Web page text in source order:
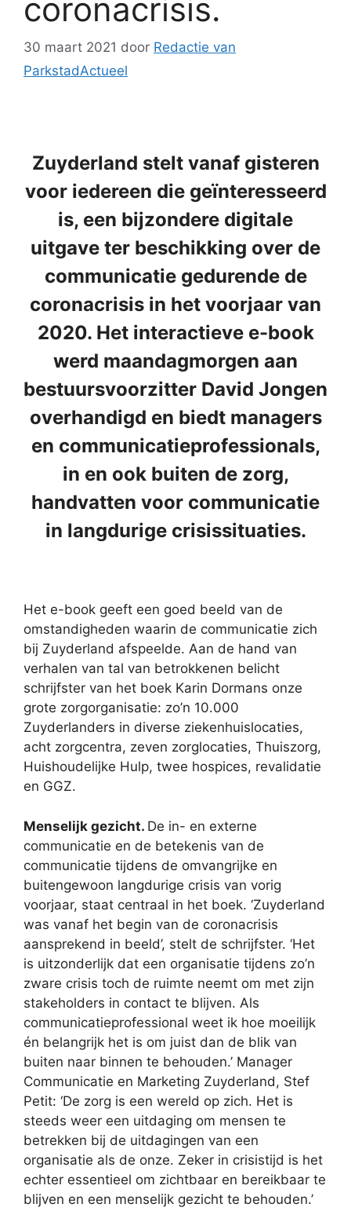
coronacrisis.
30 maart 2021 door Redactie van
ParkstadActueel
Zuyderland stelt vanaf gisteren
voor iedereen die geïnteresseerd
is, een bijzondere digitale
uitgave ter beschikking over de
communicatie gedurende de
coronacrisis in het voorjaar van
2020. Het interactieve e-book
werd maandagmorgen aan
bestuursvoorzitter David Jongen
overhandigd en biedt managers
en communicatieprofessionals,
in en ook buiten de zorg,
handvatten voor communicatie
in langdurige crisissituaties.
Het e-book geeft een goed beeld van de
omstandigheden waarin de communicatie zich
bij Zuyderland afspeelde. Aan de hand van
verhalen van tal van betrokkenen belicht
schrijfster van het boek Karin Dormans onze
grote zorgorganisatie: zo’n 10.000
Zuyderlanders in diverse ziekenhuislocaties,
acht zorgcentra, zeven zorglocaties, Thuiszorg,
Huishoudelijke Hulp, twee hospices, revalidatie
en GGZ.
Menselijk gezicht. De in- en externe
communicatie en de betekenis van de
communicatie tijdens de omvangrijke en
buitengewoon langdurige crisis van vorig
voorjaar, staat centraal in het boek. ‘Zuyderland
was vanaf het begin van de coronacrisis
aansprekend in beeld’, stelt de schrijfster. ‘Het
is uitzonderlijk dat een organisatie tijdens zo’n
zware crisis toch de ruimte neemt om met zijn
stakeholders in contact te blijven. Als
communicatieprofessional weet ik hoe moeilijk
én belangrijk het is om juist dan de blik van
buiten naar binnen te behouden.’ Manager
Communicatie en Marketing Zuyderland, Stef
Petit: ‘De zorg is een wereld op zich. Het is
steeds weer een uitdaging om mensen te
betrekken bij de uitdagingen van een
organisatie als de onze. Zeker in crisistijd is het
echter essentieel om zichtbaar en bereikbaar te
blijven en een menselijk gezicht te behouden.’